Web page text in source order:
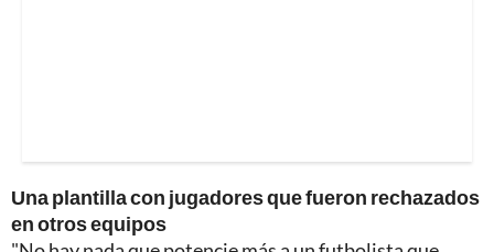
Una plantilla con jugadores que fueron rechazados
en otros equipos